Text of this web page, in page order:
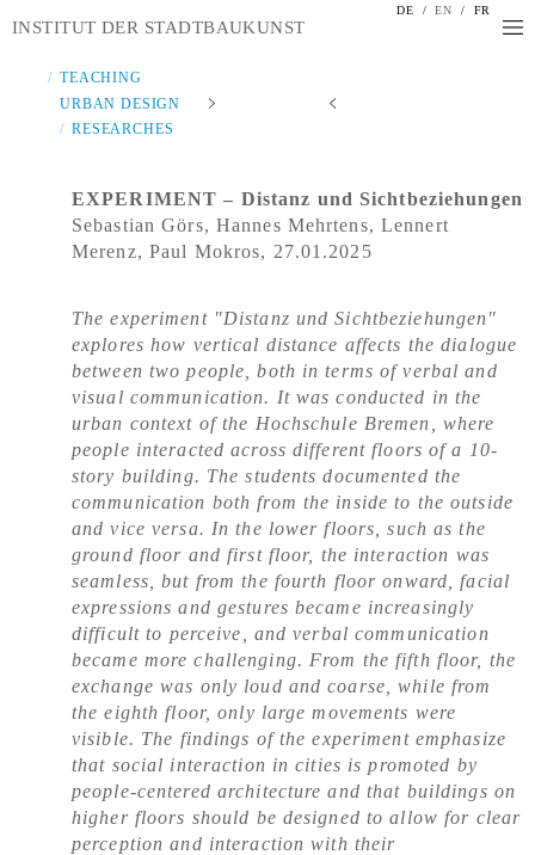
DE / EN / FR
INSTITUT DER STADTBAUKUNST
TEACHING
URBAN DESIGN
RESEARCHES
EXPERIMENT – Distanz und Sichtbeziehungen
Sebastian Görs, Hannes Mehrtens, Lennert
Merenz, Paul Mokros, 27.01.2025
The experiment "Distanz undSichtbeziehungen"
explores how vertical distance affects the dialogue
between two people, both in terms of verbal and
visual communication. It was conducted in the
urban context of the Hochschule Bremen, where
people interacted across different floors of a 10-
story building. The students documented the
communication both from the inside to the outside
and vice versa. In the lower floors, such as the
ground floor and first floor, the interaction was
seamless, but from the fourth floor onward, facial
expressions and gestures became increasingly
difficult to perceive, and verbal communication
became more challenging. From the fifth floor, the
exchange was only loud and coarse, while from
the eighth floor, only large movements were
visible. The findings of the experiment emphasize
that social interaction in cities is promoted by
people-centered architecture and that buildings on
higher floors should be designed to allow for clear
perception and interaction with their